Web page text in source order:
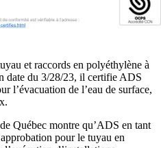
et raccords en polyéthylène à
date du 3/28/23, il certifie ADS
l’évacuation de l’eau de surface,
Québec montre qu’ADS en tant
pour le tuyau en